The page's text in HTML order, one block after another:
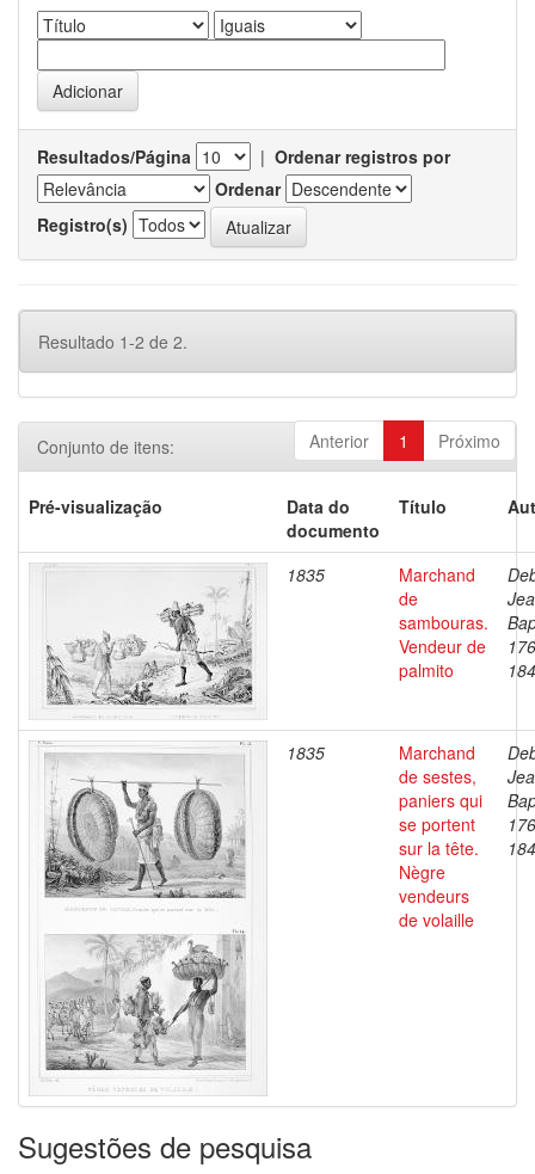
Resultados/Página | Ordenar registros por
Ordenar
Registro(s)
Resultado 1-2 de 2.
Anterior 1 Próximo
Conjunto de itens:
Pré-visualização
Data do
documento
Título
1835
Marchand
de
sambouras.
Vendeur de
palmito
1835
Marchand
de sestes,
paniers qui
se portent
sur la tête.
Nègre
vendeurs
de volaille
Sugestões de pesquisa